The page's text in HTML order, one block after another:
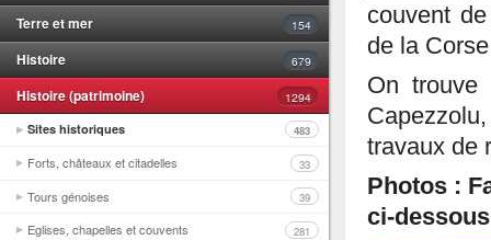
Terre et mer 154
Histoire 679
Histoire (patrimoine)
1294
Sites historiques
483
Forts, châteaux et citadelles 33
Tours génoises 39
Eglises, chapelles et couvents 281
couvent
de la
On trouve
travaux de
Photos :
ci-